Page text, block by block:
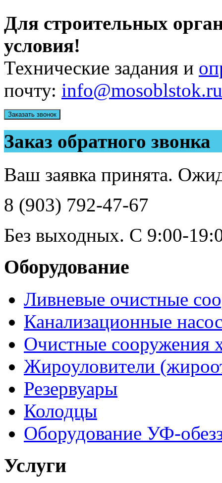
Для строительных
условия!
Технические задания и
почту: info@mosoblstok.ru
Заказать звонок
Заказ обратного звонка
Ваш заявка принята.
8 (903) 792-47-67
Без выходных. С 9:00-
Оборудование
Ливневые очистные
Канализационные
Очистные сооружения
Жироуловители
Резервуары
Колодцы
Оборудование УФ-
Услуги